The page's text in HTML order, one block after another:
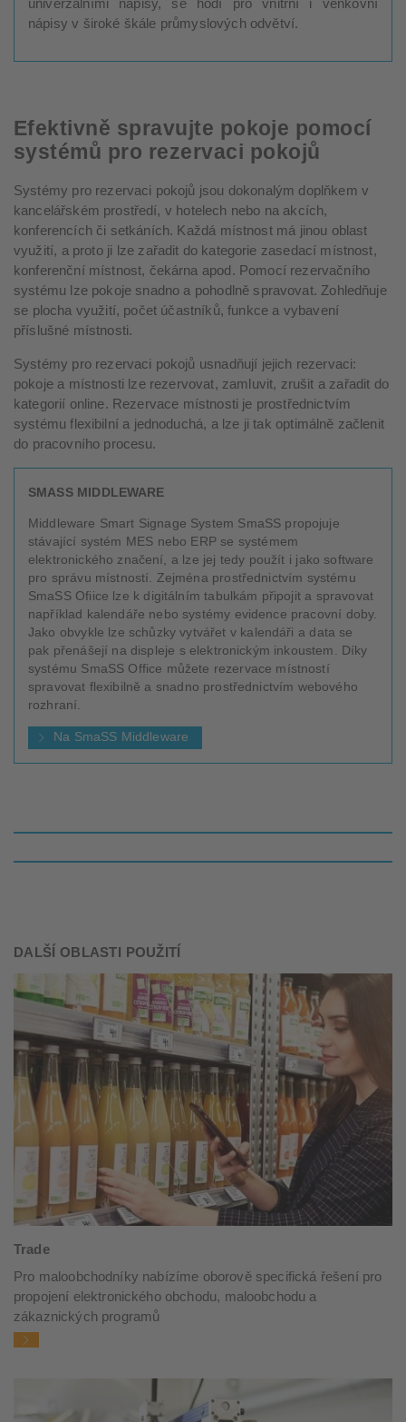
nápisy v široké škále průmyslových odvětví.
Efektivně spravujte pokoje pomocí
systémů pro rezervaci pokojů
Systémy pro rezervaci pokojů jsou dokonalým doplňkem v
kancelářském prostředí, v hotelech nebo na akcích,
konferencích či setkáních. Každá místnost má jinou oblast
využití, a proto ji lze zařadit do kategorie zasedací místnost,
konferenční místnost, čekárna apod. Pomocí rezervačního
systému lze pokoje snadno a pohodlně spravovat. Zohledňuje
se plocha využití, počet účastníků, funkce a vybavení
příslušné místnosti.
Systémy pro rezervaci pokojů usnadňují jejich rezervaci:
pokoje a místnosti lze rezervovat, zamluvit, zrušit a zařadit do
kategorií online. Rezervace místnosti je prostřednictvím
systému flexibilní a jednoduchá, a lze ji tak optimálně začlenit
do pracovního procesu.
SMASS MIDDLEWARE
Middleware Smart Signage System SmaSS propojuje
stávající systém MES nebo ERP se systémem
elektronického značení, a lze jej tedy použít i jako software
pro správu místností. Zejména prostřednictvím systému
SmaSS Ofiice lze k digitálním tabulkám připojit a spravovat
například kalendáře nebo systémy evidence pracovní doby.
Jako obvykle lze schůzky vytvářet v kalendáři a data se
pak přenášejí na displeje s elektronickým inkoustem. Díky
systému SmaSS Office můžete rezervace místností
spravovat flexibilně a snadno prostřednictvím webového
rozhraní.
Na SmaSS Middleware
DALŠÍ OBLASTI POUŽITÍ
Trade
Pro maloobchodníky nabízíme oborově specifická řešení pro
propojení elektronického obchodu, maloobchodu a
zákaznických programů